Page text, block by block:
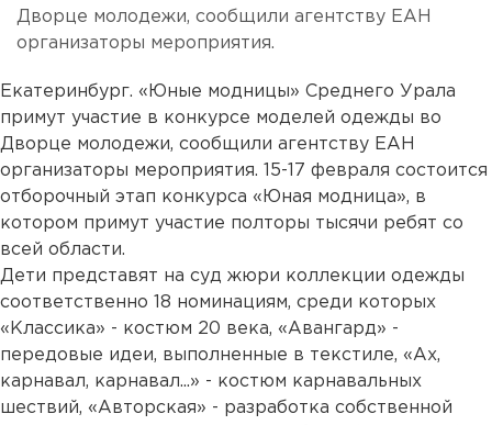
Дворце молодежи, сообщили агентству ЕАН
организаторы мероприятия.
Екатеринбург. «Юные модницы» Среднего Урала
примут участие в конкурсе моделей одежды во
Дворце молодежи, сообщили агентству ЕАН
организаторы мероприятия. 15-17 февраля состоится
отборочный этап конкурса «Юная модница», в
котором примут участие полторы тысячи ребят со
всей области.
Дети представят на суд жюри коллекции одежды
соответственно 18 номинациям, среди которых
«Классика» - костюм 20 века, «Авангард» -
передовые идеи, выполненные в текстиле, «Ах,
карнавал, карнавал...» - костюм карнавальных
шествий, «Авторская» - разработка собственной